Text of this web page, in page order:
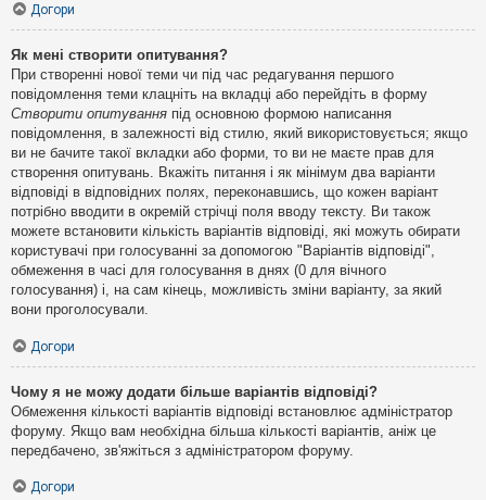
Догори
Як мені створити опитування?
При створенні нової теми чи під час редагування першого
повідомлення теми клацніть на вкладці або перейдіть в форму
Створити опитування під основною формою написання
повідомлення, в залежності від стилю, який використовується; якщо
ви не бачите такої вкладки або форми, то ви не маєте прав для
створення опитувань. Вкажіть питання і як мінімум два варіанти
відповіді в відповідних полях, переконавшись, що кожен варіант
потрібно вводити в окремій стрічці поля вводу тексту. Ви також
можете встановити кількість варіантів відповіді, які можуть обирати
користувачі при голосуванні за допомогою "Варіантів відповіді",
обмеження в часі для голосування в днях (0 для вічного
голосування) і, на сам кінець, можливість зміни варіанту, за який
вони проголосували.
Догори
Чому я не можу додати більше варіантів відповіді?
Обмеження кількості варіантів відповіді встановлює адміністратор
форуму. Якщо вам необхідна більша кількості варіантів, аніж це
передбачено, зв'яжіться з адміністратором форуму.
Догори